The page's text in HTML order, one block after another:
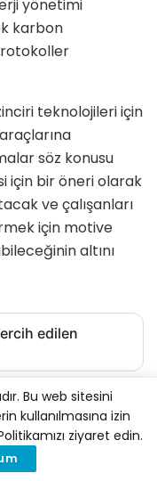
yönetimi
karbon
teknolojileri için
söz konusu
için bir öneri olarak
ve çalışanları
için motive
altını
edilen
Bu web sitesini
kullanılmasına izin
ziyaret edin.